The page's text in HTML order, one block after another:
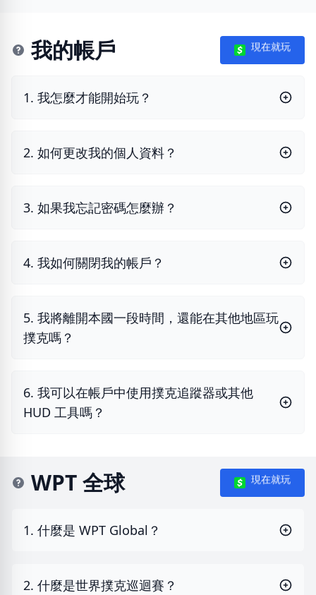
我的帳戶 現在就玩
1. 我怎麼才能開始玩？
2. 如何更改我的個人資料？
3. 如果我忘記密碼怎麼辦？
4. 我如何關閉我的帳戶？
5. 我將離開本國一段時間，還能在其他地區玩
撲克嗎？
6. 我可以在帳戶中使用撲克追蹤器或其他
HUD 工具嗎？
WPT 全球 現在就玩
1. 什麼是 WPT Global？
2. 什麼是世界撲克巡迴賽？